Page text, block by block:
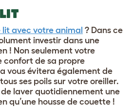
avec votre animal ? Dans ce
investir dans une
! Non seulement votre
confort de sa propre
vous évitera également de
ses poils sur votre oreiller.
de laver quotidiennement une
qu’une housse de couette !